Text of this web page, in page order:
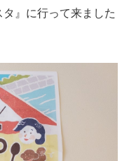
』に行って来ました